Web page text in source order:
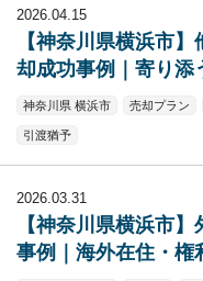
2026.04.15
【神奈川県横浜市
却成功事例｜寄り添
神奈川県 横浜市 売却プラン
引渡猶予
2026.03.31
【神奈川県横浜市
事例｜海外在住・権